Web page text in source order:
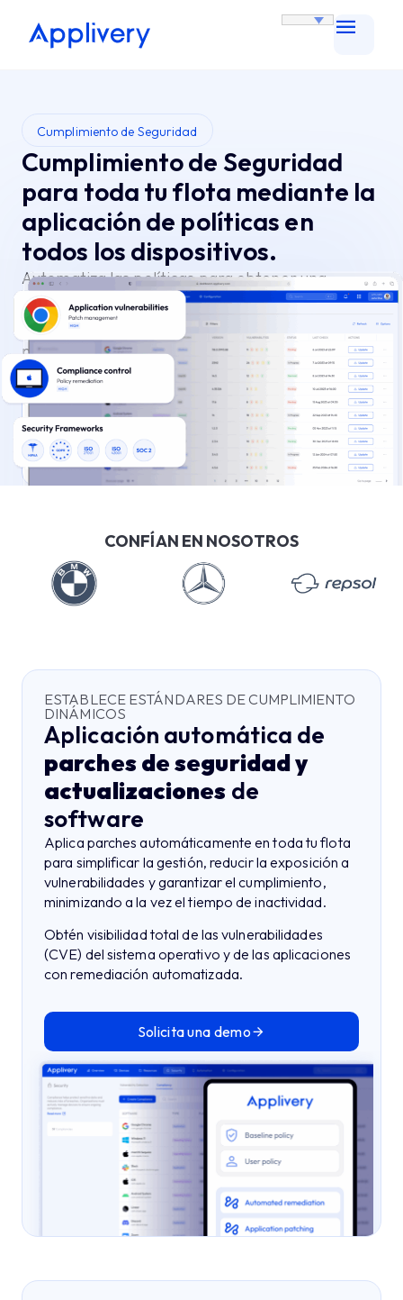
Cumplimiento de Seguridad
Cumplimiento de Seguridad
para toda tu flota mediante la
aplicación de políticas en
todos los dispositivos.
Automatiza las políticas para obtener una
seguridad coherente en toda la flota. Consigue
protección proactiva y un cumplimiento
normativo sin esfuerzo.
Prueba gratis
CONFÍAN EN NOSOTROS
ESTABLECE ESTÁNDARES DE CUMPLIMIENTO
DINÁMICOS
Aplicación automática de
parches de seguridad y
actualizaciones de
software
Aplica parches automáticamente en toda tu flota
para simplificar la gestión, reducir la exposición a
vulnerabilidades y garantizar el cumplimiento,
minimizando a la vez el tiempo de inactividad.
Obtén visibilidad total de las vulnerabilidades
(CVE) del sistema operativo y de las aplicaciones
con remediación automatizada.
Solicita una demo